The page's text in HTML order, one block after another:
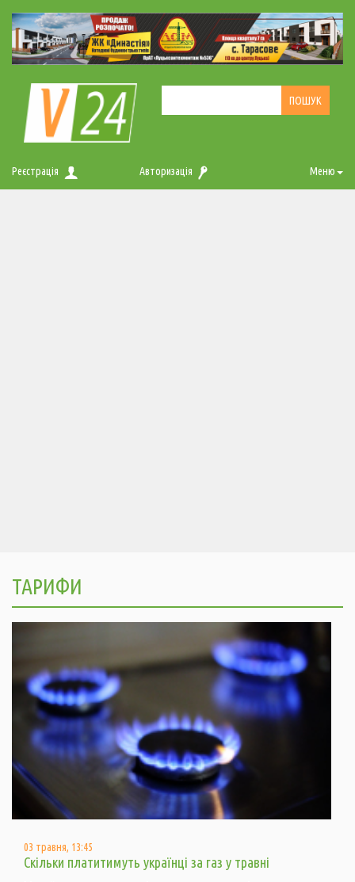
Реєстрація Авторизація Меню
ТАРИФИ
03 травня, 13:45
Скільки платитимуть українці за газ у травні